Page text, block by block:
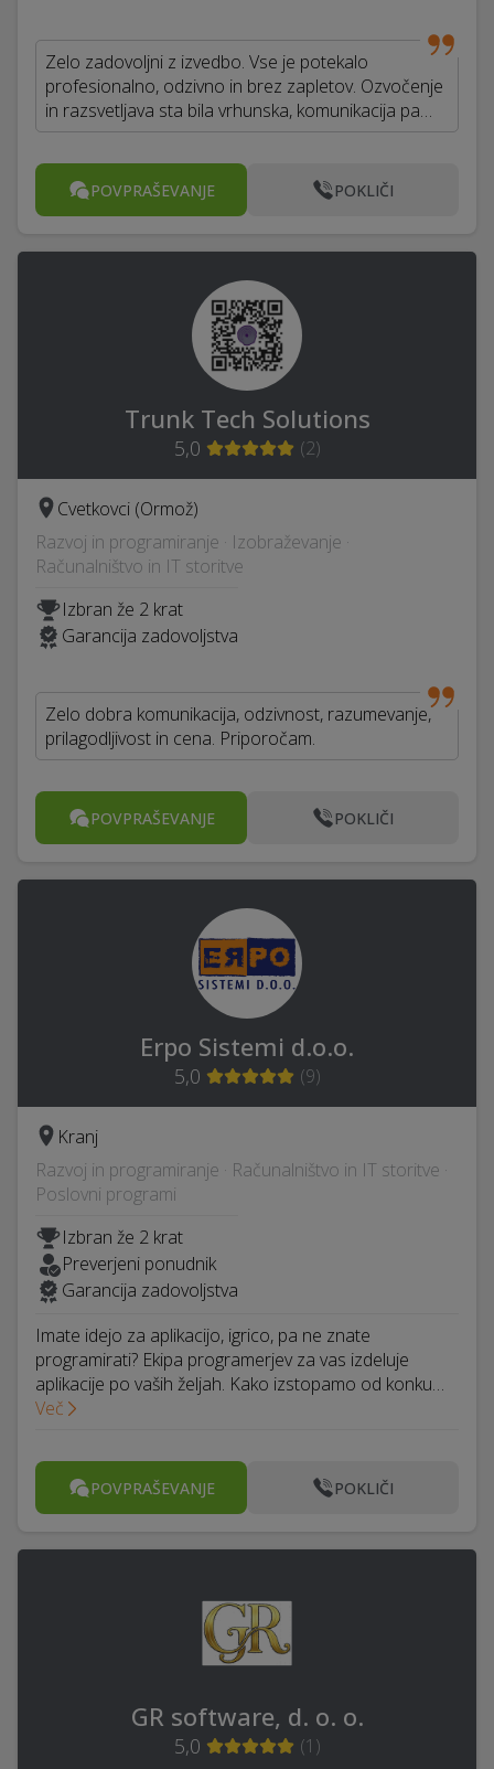
Zelo zadovoljni z izvedbo. Vse je potekalo
profesionalno, odzivno in brez zapletov. Ozvočenje
in razsvetljava sta bila vrhunska, komunikacija pa…
POVPRAŠEVANJE POKLIČI
Trunk Tech Solutions
5,0 (2)
Cvetkovci (Ormož)
Razvoj in programiranje · Izobraževanje ·
Računalništvo in IT storitve
Izbran že 2 krat
Garancija zadovoljstva
Zelo dobra komunikacija, odzivnost, razumevanje,
prilagodljivost in cena. Priporočam.
POVPRAŠEVANJE POKLIČI
Erpo Sistemi d.o.o.
5,0 (9)
Kranj
Razvoj in programiranje · Računalništvo in IT storitve ·
Poslovni programi
Izbran že 2 krat
Preverjeni ponudnik
Garancija zadovoljstva
Imate idejo za aplikacijo, igrico, pa ne znate
programirati? Ekipa programerjev za vas izdeluje
aplikacije po vaših željah. Kako izstopamo od konku…
Več
POVPRAŠEVANJE POKLIČI
GR software, d. o. o.
5,0 (1 )